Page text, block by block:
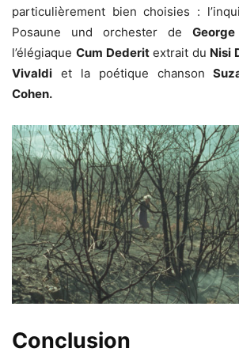
particulièrement bien choisies :
Posaune und orchester de
l’élégiaque Cum Dederit extrait du Nisi
Vivaldi et la poétique chanson
Cohen.
Conclusion